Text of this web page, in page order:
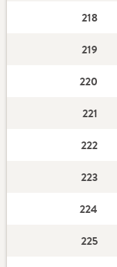
218
219
220
221
222
223
224
225